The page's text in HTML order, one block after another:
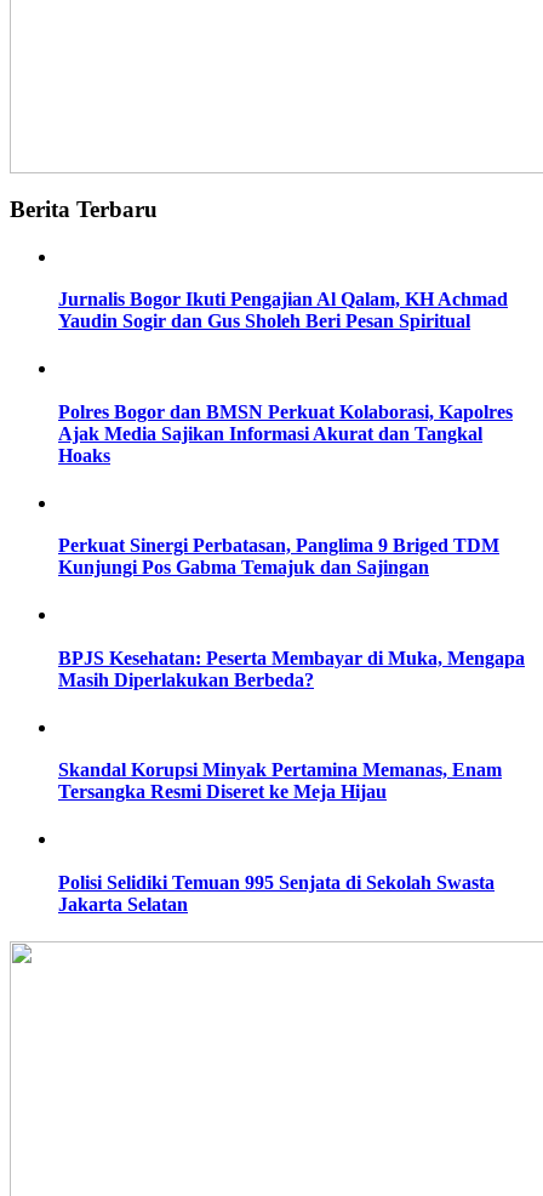
Berita Terbaru
Jurnalis Bogor Ikuti Pengajian Al Qalam, KH Achmad
Yaudin Sogir dan Gus Sholeh Beri Pesan Spiritual
Polres Bogor dan BMSN Perkuat Kolaborasi, Kapolres
Ajak Media Sajikan Informasi Akurat dan Tangkal
Hoaks
Perkuat Sinergi Perbatasan, Panglima 9 Briged TDM
Kunjungi Pos Gabma Temajuk dan Sajingan
BPJS Kesehatan: Peserta Membayar di Muka, Mengapa
Masih Diperlakukan Berbeda?
Skandal Korupsi Minyak Pertamina Memanas, Enam
Tersangka Resmi Diseret ke Meja Hijau
Polisi Selidiki Temuan 995 Senjata di Sekolah Swasta
Jakarta Selatan